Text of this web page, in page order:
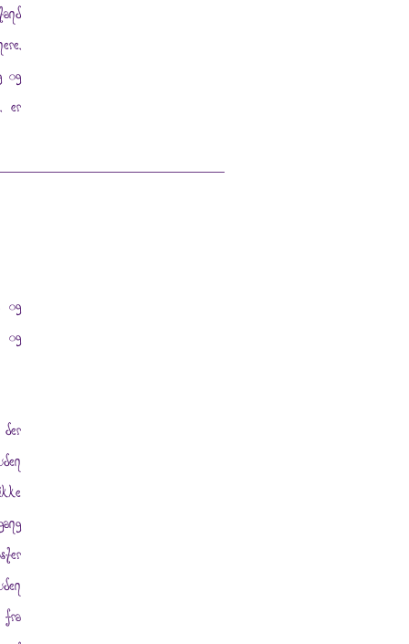
og
er
og
og
fra